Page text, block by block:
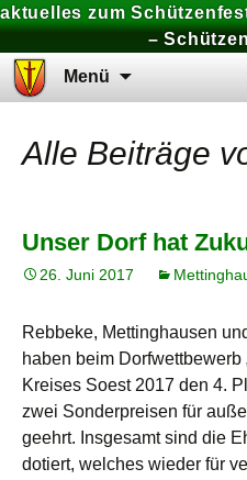
aktuelles zum
–
Menü
Alle Beiträge
Unser Dorf hat
26. Juni 2017
Rebbeke, Mettinghausen
haben beim Dorfwettbewerb
Kreises Soest 2017 den 4.
zwei Sonderpreisen für
geehrt. Insgesamt sind die
dotiert, welches wieder für